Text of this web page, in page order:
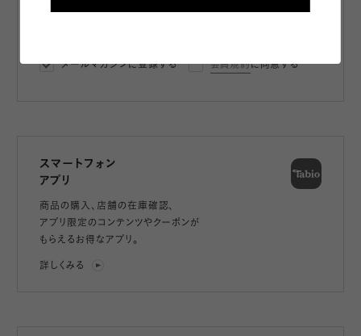
メールマガジンに登録する 会員規約に同意する
スマートフォン
アプリ
商品の購入、店舗の在庫確認、
アプリ限定のコンテンツやクーポンが
もらえるお得なアプリ。
詳しくみる